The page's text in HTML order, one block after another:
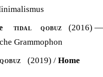
TIDAL QOBUZ
(2016) —
Grammophon
QOBUZ (2019) / Home